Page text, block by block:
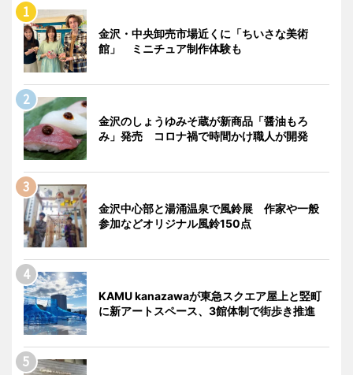
金沢・中央卸売市場近くに「ちいさな美術
館」 ミニチュア制作体験も
金沢のしょうゆみそ蔵が新商品「醤油もろ
み」発売 コロナ禍で時間かけ職人が開発
金沢中心部と湯涌温泉で風鈴展 作家や一般
参加などオリジナル風鈴150点
KAMU kanazawaが東急スクエア屋上と竪町
に新アートスペース、3館体制で街歩き推進